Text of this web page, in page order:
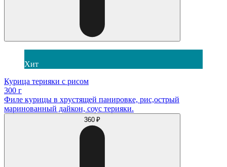
Хит
Курица терияки с рисом
300 г
Филе курицы в хрустящей панировке, рис,острый
маринованный дайкон, соус терияки.
360 ₽